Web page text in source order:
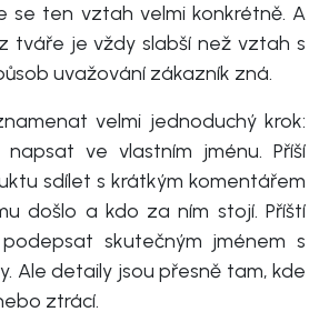
se ten vztah velmi konkrétně. A
tváře je vždy slabší než vztah s
uvažování zákazník zná.
velmi jednoduchý krok:
ve vlastním jménu. Příší
sdílet s krátkým komentářem
došlo a kdo za ním stojí. Příští
skutečným jménem s
Ale detaily jsou přesně tam, kde
ztrácí.